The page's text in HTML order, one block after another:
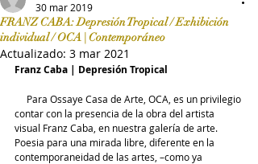
FRANZ CABA: Depresión Tropical / Exhibición
individual / OCA | Contemporáneo
30 mar 2019
Actualizado: 3 mar 2021
Franz Caba | Depresión Tropical
contar con la presencia de la obra del artista
visual Franz Caba, en nuestra galería de arte.
Poesia para una mirada libre, diferente en la
contemporaneidad de las artes, –como ya